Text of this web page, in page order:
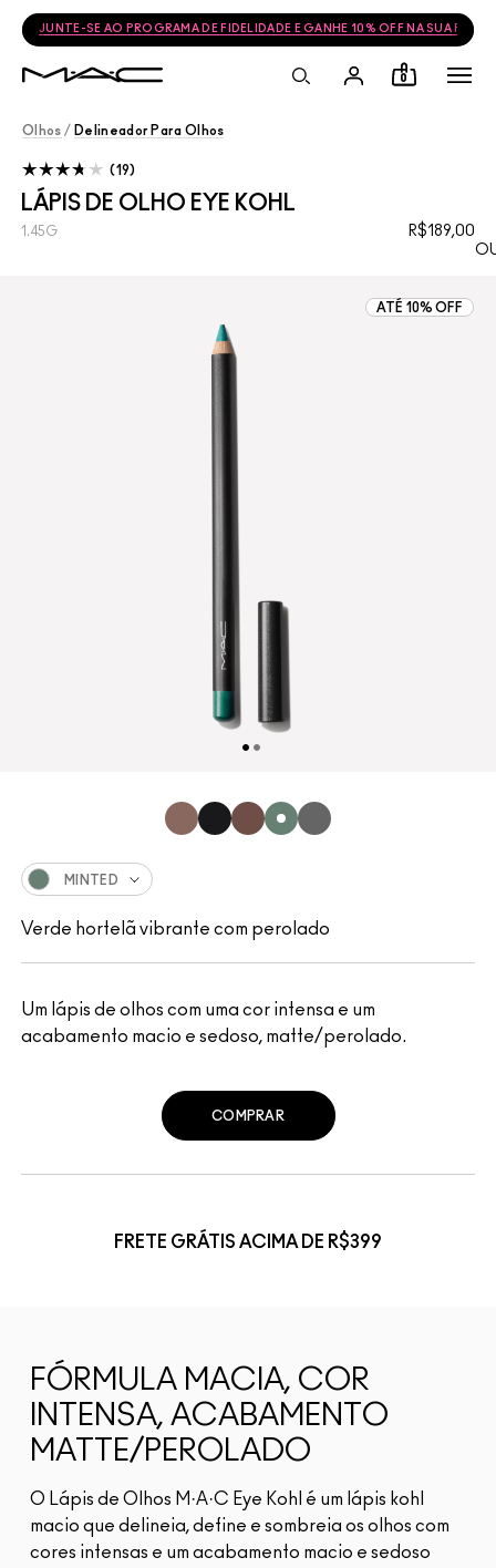
JUNTE-SE AO PROGRAMA DE FIDELIDADE E GANHE 10% OFF NA SUA
0
Olhos / Delineador Para Olhos
LÁPIS DE OLHO EYE KOHL
R$189,00
1.45G
19
ATÉ 10% OFF
Um lápis de olhos com uma cor intensa e um
acabamento macio e sedoso, matte/perolado.
MINTED
Verde hortelã vibrante com perolado
COMPRAR
FRETE GRÁTIS ACIMA DE R$399
FÓRMULA MACIA, COR
INTENSA, ACABAMENTO
MATTE/PEROLADO
O Lápis de Olhos M·A·C Eye Kohl é um lápis kohl
macio que delineia, define e sombreia os olhos com
cores intensas e um acabamento macio e sedoso